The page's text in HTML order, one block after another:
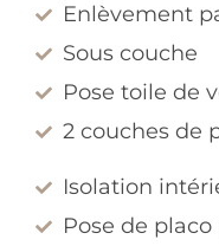
Enlèvement
Sous couche
Pose toile de
2 couches de
Isolation
Pose de placo